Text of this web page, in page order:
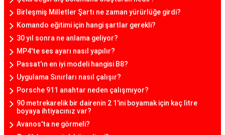
Birleşmiş Milletler Şartı ne zaman yürürlüğe girdi?
Komando eğitimi için hangi şartlar gerekli?
30 yıl sonra ne anlama geliyor?
MP4'te ses ayarı nasıl yapılır?
Passat'ın en iyi modeli hangisi B8?
Uygulama Sınırları nasıl çalışır?
Porsche 911 anahtar neden çalışmıyor?
90 metrekarelik bir dairenin 2 1'ini boyamak için kaç litre
boyaya ihtiyacınız var?
Avanos'ta ne görmeli?